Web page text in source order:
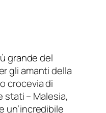
grande del
gli amanti della
crocevia di
stati – Malesia,
un’incredibile